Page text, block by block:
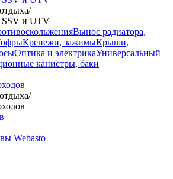
/
SSV и UTV
Вынос радиатора,
Крепежи, зажимыКрыши,
Оптика и электрикаУниверсальный
канистры, баки
/
Webasto